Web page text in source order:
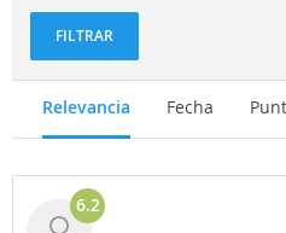
FILTRAR
Relevancia Fecha
6.2